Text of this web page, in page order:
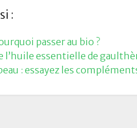
:
passer au bio ?
l’huile essentielle de
: essayez les